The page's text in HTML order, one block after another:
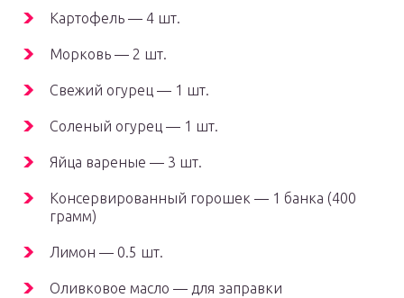
Картофель — 4 шт.
Морковь — 2 шт.
Свежий огурец — 1 шт.
Соленый огурец — 1 шт.
Яйца вареные — 3 шт.
Консервированный горошек — 1 банка (400
грамм)
Лимон — 0.5 шт.
Оливковое масло — для заправки